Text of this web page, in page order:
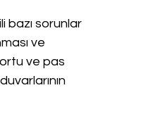
bazı sorunlar
ve
ve pas